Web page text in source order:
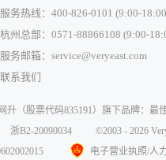
服务热线：400-826-0101 (9:00-
杭州总部：0571-88866108 (9:00-
服务邮箱：service@veryeast.com
联系我们
升（股票代码835191）旗下品牌： 最
浙B2-20090034
©2003 - 2026
电子营业执照/人